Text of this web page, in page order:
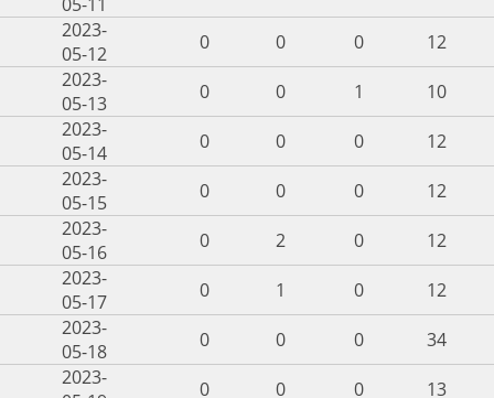
2023-
05-12
0 0 0
12
2023-
05-13
0 0 1
10
2023-
05-14
0 0 0
12
2023-
05-15
0 0 0
12
2023-
05-16
0 2 0
12
2023-
05-17
0 1 0
12
2023-
05-18
0 0 0
34
2023-
0 0 0
13